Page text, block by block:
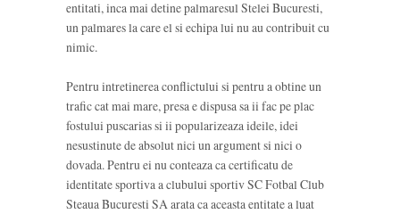
entitati, inca mai detine palmaresul Stelei Bucuresti,
un palmares la care el si echipa lui nu au contribuit cu
nimic.
Pentru intretinerea conflictului si pentru a obtine un
trafic cat mai mare, presa e dispusa sa ii fac pe plac
fostului puscarias si ii popularizeaza ideile, idei
nesustinute de absolut nici un argument si nici o
dovada. Pentru ei nu conteaza ca certificatu de
identitate sportiva a clubului sportiv SC Fotbal Club
Steaua Bucuresti SA arata ca aceasta entitate a luat